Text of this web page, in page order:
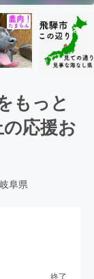
もっと
応援お
岐阜県
終了